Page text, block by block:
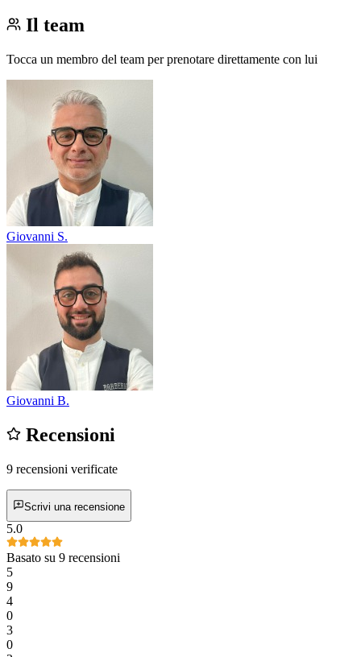
Il team
Tocca un membro del team per prenotare direttamente con lui
Giovanni S.
Giovanni B.
Recensioni
9 recensioni verificate
Scrivi una recensione
5.0
Basato su 9 recensioni
5
9
4
0
3
0